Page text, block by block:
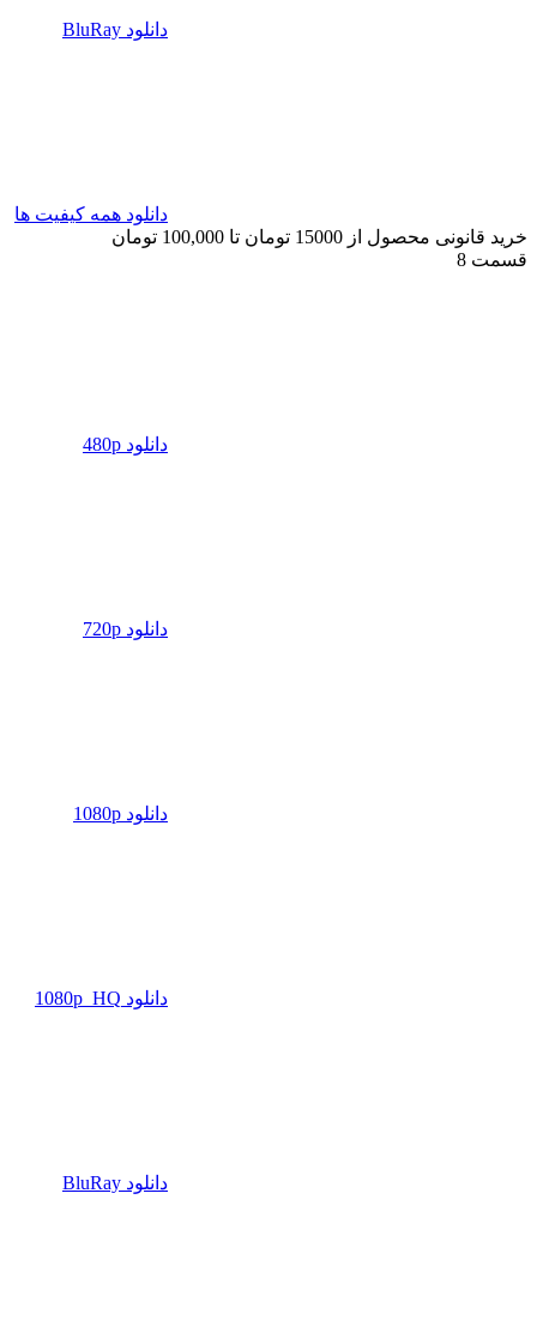
دانلود BluRay
دانلود همه کیفیت ها
خرید قانونی محصول از 15000 تومان تا 100,000 تومان
قسمت 8
دانلود 480p
دانلود 720p
دانلود 1080p
دانلود 1080p_HQ
دانلود BluRay